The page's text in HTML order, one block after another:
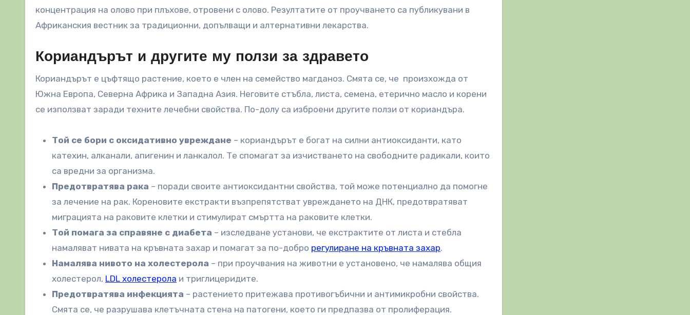
концентрация на олово при плъхове, отровени с олово. Резултатите от проучването са публикувани в
Африканския вестник за традиционни, допълващи и алтернативни лекарства.
Кориандърът и другите му ползи за здравето
Кориандърът е цъфтящо растение, което е член на семейство магданоз. Смята се, че произхожда от
Южна Европа, Северна Африка и Западна Азия. Неговите стъбла, листа, семена, етерично масло и корени
се използват заради техните лечебни свойства. По-долу са изброени другите ползи от кориандъра.
Той се бори с оксидативно увреждане – кориандърът е богат на силни антиоксиданти, като
катехин, алканали, апигенин и ланкалол. Те спомагат за изчистването на свободните радикали, които
са вредни за организма.
Предотвратява рака – поради своите антиоксидантни свойства, той може потенциално да помогне
за лечение на рак. Кореновите екстракти възпрепятстват увреждането на ДНК, предотвратяват
миграцията на раковите клетки и стимулират смъртта на раковите клетки.
Той помага за справяне с диабета – изследване установи, че екстрактите от листа и стебла
намаляват нивата на кръвната захар и помагат за по-добро регулиране на кръвната захар.
Намалява нивото на холестерола – при проучвания на животни е установено, че намалява общия
холестерол, LDL холестерола и триглицеридите.
Предотвратява инфекцията – растението притежава противогъбични и антимикробни свойства.
Смята се, че разрушава клетъчната стена на патогени, което ги предпазва от пролиферация.